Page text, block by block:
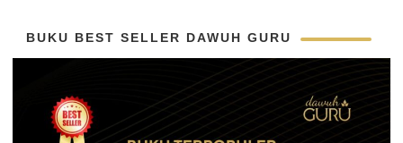
BUKU BEST SELLER DAWUH GURU